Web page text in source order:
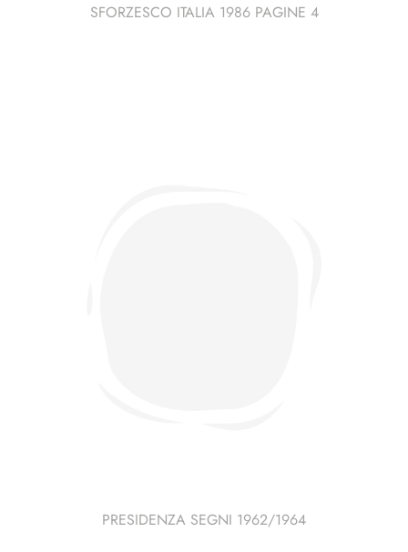
SFORZESCO ITALIA 1986 PAGINE 4
PRESIDENZA SEGNI 1962/1964